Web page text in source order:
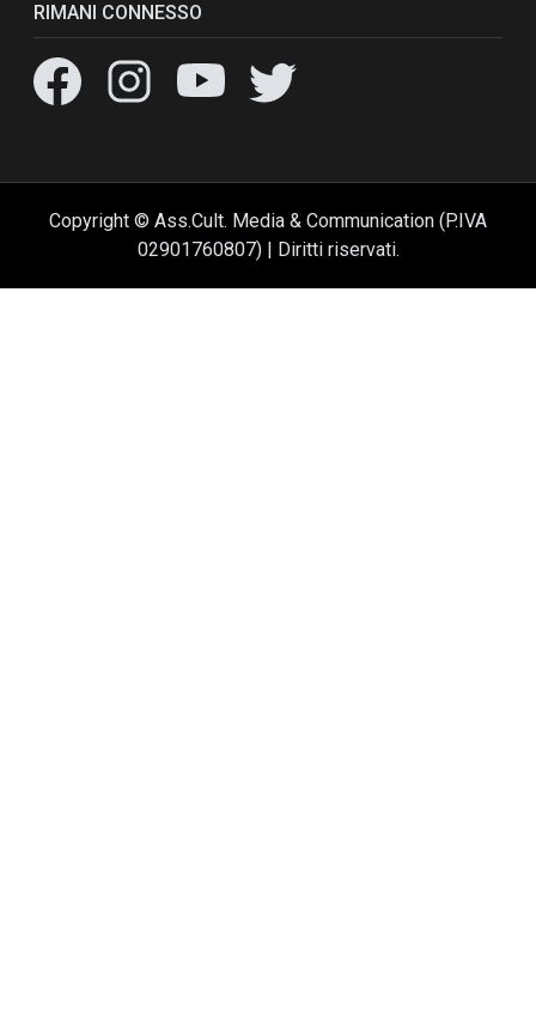
RIMANI CONNESSO
Copyright © Ass.Cult. Media & Communication (P.IVA
02901760807) | Diritti riservati.